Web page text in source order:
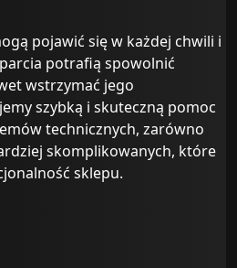
pojawić się w każdej chwili i
potrafią spowolnić
wstrzymać jego
szybką i skuteczną pomoc
technicznych, zarówno
skomplikowanych, które
sklepu.